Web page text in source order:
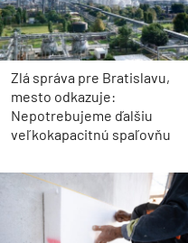
Zlá správa pre Bratislavu,
mesto odkazuje:
Nepotrebujeme ďalšiu
veľkokapacitnú spaľovňu